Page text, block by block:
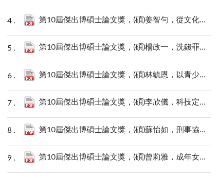
第10屆傑出博碩士論文獎，(碩)姜智勻，從文化法益建構文化保護之刑法思考-以建築類文化資產為核心.pdf
第10屆傑出博碩士論文獎，(碩)楊政一，洗錢罪之沒收與沒收競合.pdf
第10屆傑出博碩士論文獎，(碩)林毓恩，以青少年自我揭露為中介探討性別與學制在接觸偏差同儕的機制.pdf
第10屆傑出博碩士論文獎，(碩)李欣儀，科技定位技術偵查之立法研究.pdf
第10屆傑出博碩士論文獎，(碩)蘇怡如，刑事協商制度之研究-以美國法為借鏡.pdf
第10屆傑出博碩士論文獎，(碩)曾莉雅，成年女性揭露兒時性創傷歷程與原生家庭關係之影響探究.pdf